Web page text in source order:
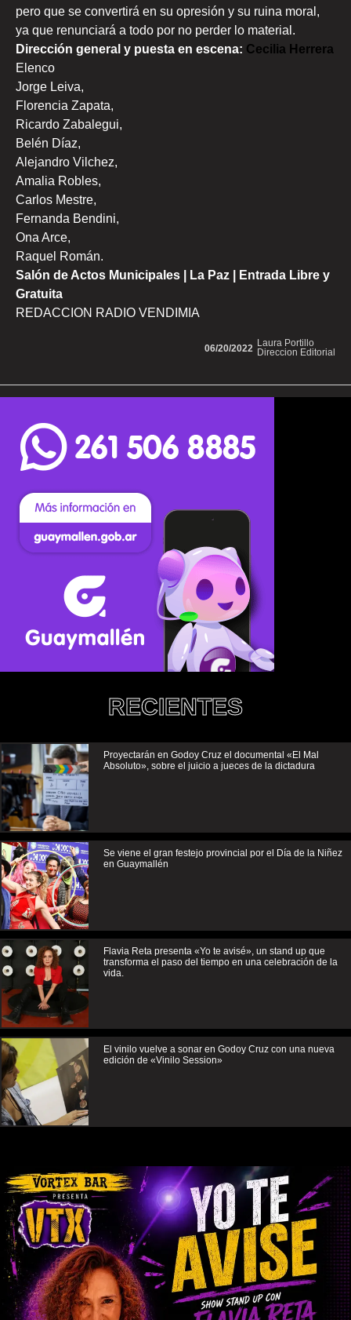
pero que se convertirá en su opresión y su ruina moral,
ya que renunciará a todo por no perder lo material.
Dirección general y puesta en escena: Cecilia Herrera
Elenco
Jorge Leiva,
Florencia Zapata,
Ricardo Zabalegui,
Belén Díaz,
Alejandro Vilchez,
Amalia Robles,
Carlos Mestre,
Fernanda Bendini,
Ona Arce,
Raquel Román.
Salón de Actos Municipales | La Paz | Entrada Libre y
Gratuita
REDACCION RADIO VENDIMIA
Laura Portillo
Direccion Editorial
06/20/2022
RECIENTES
Proyectarán en Godoy Cruz el documental «El Mal
Absoluto», sobre el juicio a jueces de la dictadura
Se viene el gran festejo provincial por el Día de la Niñez
en Guaymallén
Flavia Reta presenta «Yo te avisé», un stand up que
transforma el paso del tiempo en una celebración de la
vida.
El vinilo vuelve a sonar en Godoy Cruz con una nueva
edición de «Vinilo Session»